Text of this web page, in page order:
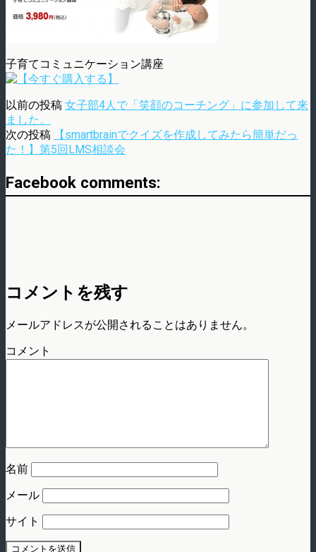
子育てコミュニケーション講座
以前の投稿 女子部4人で「笑顔のコーチング」に参加して来
ました。
次の投稿
【smartbrainでクイズを作成してみたら簡単だっ
た！】第5回LMS相談会
Facebook comments:
コメントを残す
メールアドレスが公開されることはありません。
コメント
名前
メール
サイト